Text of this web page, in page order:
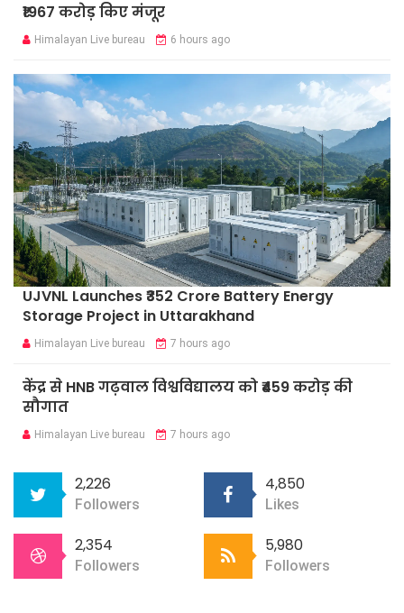
₹1967 करोड़ किए मंजूर
Himalayan Live bureau 6 hours ago
UJVNL Launches ₹352 Crore Battery Energy
Storage Project in Uttarakhand
Himalayan Live bureau 7 hours ago
केंद्र से HNB गढ़वाल विश्वविद्यालय को ₹459 करोड़ की
सौगात
Himalayan Live bureau 7 hours ago
2,226
Followers
4,850
Likes
2,354
Followers
5,980
Followers